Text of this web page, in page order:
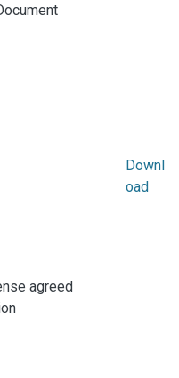
agreed
Downl
oad